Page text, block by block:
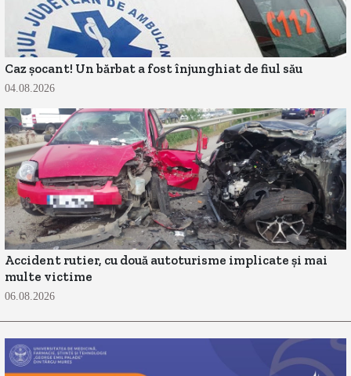
Caz șocant! Un bărbat a fost înjunghiat de fiul său
04.08.2026
Accident rutier, cu două autoturisme implicate și mai
multe victime
06.08.2026